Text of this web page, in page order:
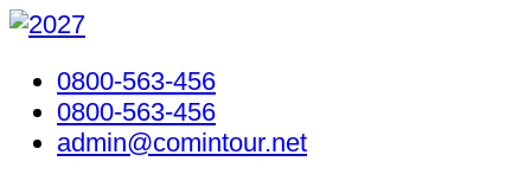
0800-563-456
0800-563-456
admin@comintour.net